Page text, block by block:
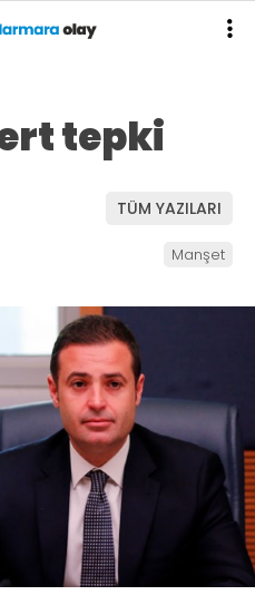
tepki
TÜM YAZILARI
Manşet